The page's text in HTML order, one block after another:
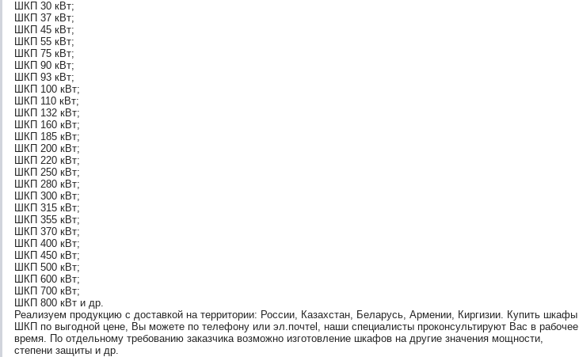
ШКП 30 кВт;
ШКП 37 кВт;
ШКП 45 кВт;
ШКП 55 кВт;
ШКП 75 кВт;
ШКП 90 кВт;
ШКП 93 кВт;
ШКП 100 кВт;
ШКП 110 кВт;
ШКП 132 кВт;
ШКП 160 кВт;
ШКП 185 кВт;
ШКП 200 кВт;
ШКП 220 кВт;
ШКП 250 кВт;
ШКП 280 кВт;
ШКП 300 кВт;
ШКП 315 кВт;
ШКП 355 кВт;
ШКП 370 кВт;
ШКП 400 кВт;
ШКП 450 кВт;
ШКП 500 кВт;
ШКП 600 кВт;
ШКП 700 кВт;
ШКП 800 кВт и др.
Реализуем продукцию с доставкой на территории: России, Казахстан, Беларусь, Армении, Киргизии. Купить шкафы
ШКП по выгодной цене, Вы можете по телефону или эл.почтеl, наши специалисты проконсультируют Вас в рабочее
время. По отдельному требованию заказчика возможно изготовление шкафов на другие значения мощности,
степени защиты и др.